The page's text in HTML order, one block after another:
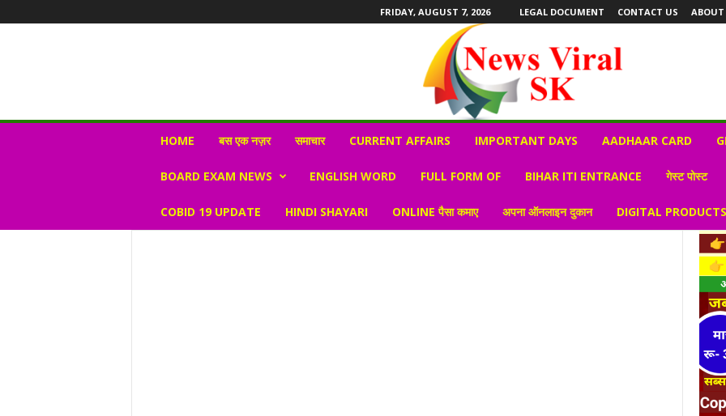
FRIDAY, AUGUST 7, 2026 LEGAL DOCUMENT CONTACT US ABOUT
r
HOME बस एक नज़र समाचार CURRENT AFFAIRS IMPORTANT DAYS AADHAAR CARD
BOARD EXAM NEWS ENGLISH WORD FULL FORM OF BIHAR ITI ENTRANCE गेस्ट पोस्ट
COBID 19 UPDATE HINDI SHAYARI ONLINE पैसा कमाए अपना ऑनलाइन दुकान DIGITAL